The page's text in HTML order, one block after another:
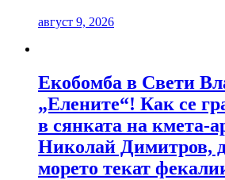
август 9, 2026
Екобомба в Свети
„Елените“! Как се
в сянката на кмета-
Николай Димитров,
морето текат